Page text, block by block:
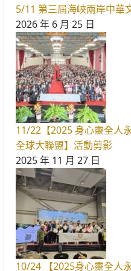
5/11 第三屆海峽兩岸中華
2026 年 6 月 25 日
11/22【2025 身心靈全
全球大聯盟】活動剪影
2025 年 11 月 27 日
10/24 【2025身心靈全人